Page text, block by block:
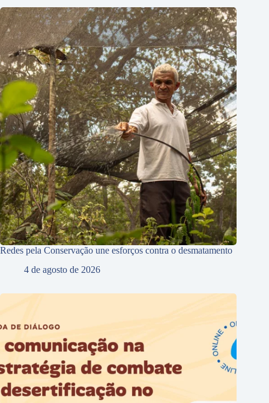
Redes pela Conservação une esforços contra o desmatamento
4 de agosto de 2026